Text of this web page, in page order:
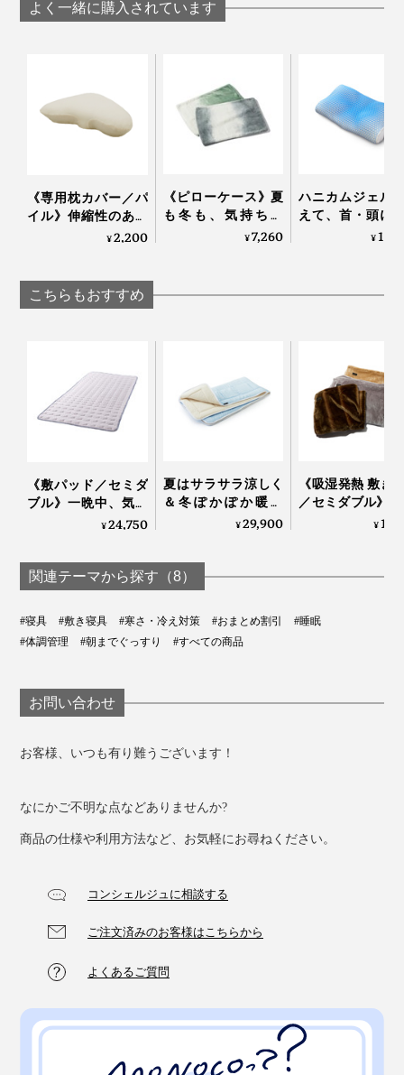
ンカーという丸編み機で編んでいるので、伸縮性もあっ
て、ますます柔らかい。
『スーパーZERO』で編むことで、糸と糸の間に、パイ
り空気を含んで、「ふっくら立ち上がるパイル」を実現
しました。
たっぷりの空気が、体温もため込んでくれるので、おだ
やかな暖かさが、朝まで続きます。
パイル地は、綿100％で、吸放湿性もバツグン。寝汗を
かいても、しっかり吸って、放出してくれるから、一晩
中、肌ざわりサラサラです。
『ZEPPINパイル』はケバ落ちが少ないから、ヘタリにくく、ふんわり感が長持ち
まるで、雲に寝転んだような、フッカフカの寝心地と、
おだやかな春のような暖かさを実現した『ZEPPINパイ
ZEPPINパイル
ZEPPINパイル
よく一緒に購入されています
《専用枕カバー／パ
イル》伸縮性のある
シンカーパイル使
バー｜YOKONEGU
Premium
¥2,200
《ピローケース》夏
も冬も、気持ちい
い！綿毛布の自然な
¥7,260
ハニカムジェル
えて、首・頭に
ゅフィットする
¥
こちらもおすすめ
《敷パッド／セミダ
ブル》一晩中、気持
ちいいヒンヤリ感が
団」｜The ICE 27
¥24,750
夏はサラサラ涼しく
＆冬ぽかぽか暖か
い、敷くだけ「体圧
らしきしんぐ™
¥29,900
《吸湿発熱 敷き
／セミダブル》1
5℃アップ！ 軽
NIDO notteⅢ
¥
関連テーマから探す（8）
#寝具 #敷き寝具 #寒さ・冷え対策 #おまとめ割引
#睡眠
#体調管理
#朝までぐっすり #すべての商品
お問い合わせ
お客様、いつも有り難うございます！
なにかご不明な点などありませんか?
商品の仕様や利用方法など、お気軽にお尋ねください。
コンシェルジュに相談する
ご注文済みのお客様はこちらから
よくあるご質問